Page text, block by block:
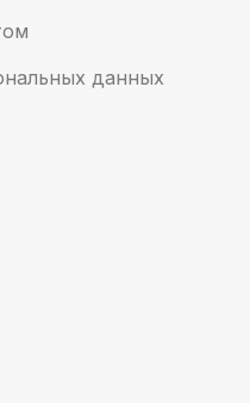
данных